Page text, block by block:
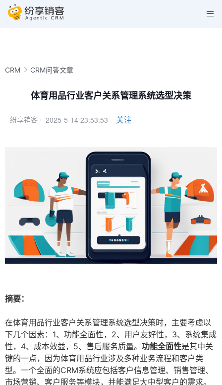
CRM CRM问答文章
体育用品行业客户关系管理系统选型决策
纷享销客 · 2025-5-14 23:53:53 关注
摘要：
在体育用品行业客户关系管理系统选型决策时，主要考虑以
下几个因素：1、功能全面性，2、用户友好性，3、系统集成
性，4、成本效益，5、售后服务质量。 功能全面性是其中关
键的一点，因为体育用品行业涉及多种业务流程和客户类
型。一个全面的CRM系统应包括客户信息管理、销售管理、
市场营销、客户服务等模块，并能满足大中型客户的需求。